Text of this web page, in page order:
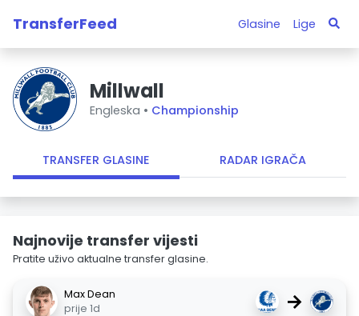
TransferFeed Glasine Lige
Millwall
Engleska • Championship
TRANSFER GLASINE RADAR IGRAČA
Najnovije transfer vijesti
Pratite uživo aktualne transfer glasine.
Max Dean
prije 1d
→